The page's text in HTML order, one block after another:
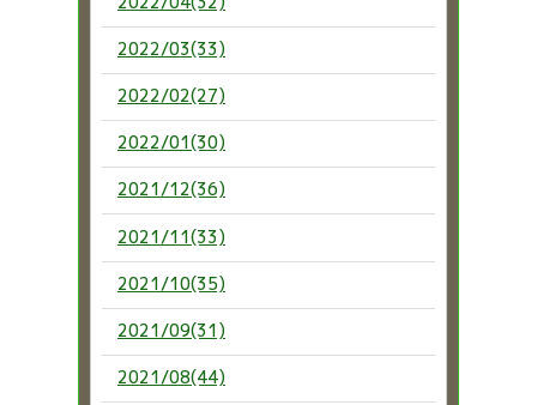
2022/03(33)
2022/02(27)
2022/01(30)
2021/12(36)
2021/11(33)
2021/10(35)
2021/09(31)
2021/08(44)